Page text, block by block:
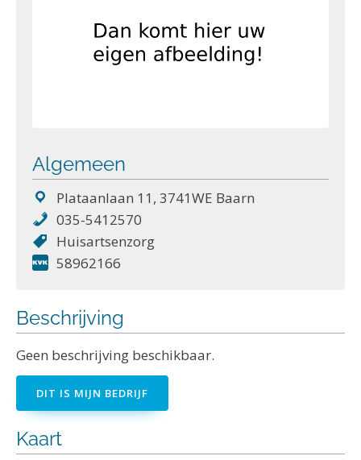
Algemeen
Plataanlaan 11, 3741WE Baarn
035-5412570
Huisartsenzorg
58962166
Beschrijving
Geen beschrijving beschikbaar.
DIT IS MIJN BEDRIJF
Kaart